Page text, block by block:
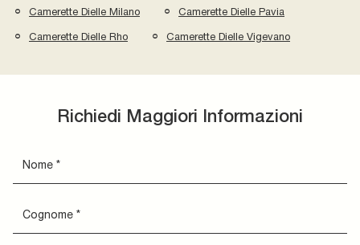
Camerette Dielle Milano Camerette Dielle Pavia
Camerette Dielle Rho Camerette Dielle Vigevano
Richiedi Maggiori Informazioni